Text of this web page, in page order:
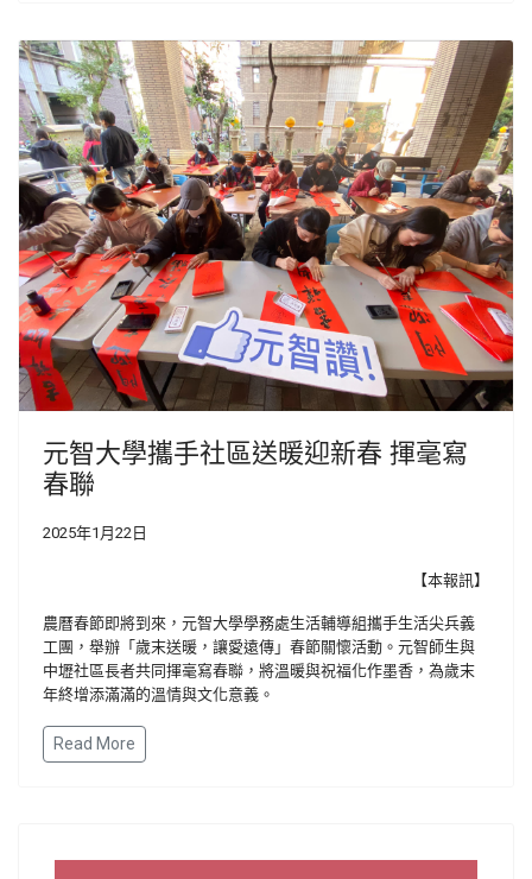
元智大學攜手社區送暖迎新春 揮毫寫
春聯
2025年1月22日
【本報訊】
農曆春節即將到來，元智大學學務處生活輔導組攜手生活尖兵義
工團，舉辦「歲末送暖，讓愛遠傳」春節關懷活動。元智師生與
中壢社區長者共同揮毫寫春聯，將溫暖與祝福化作墨香，為歲末
年終增添滿滿的溫情與文化意義。
Read More